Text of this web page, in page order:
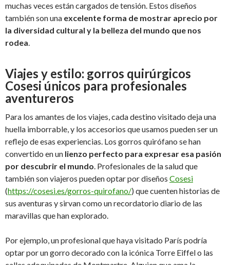
muchas veces están cargados de tensión. Estos diseños
también son una excelente forma de mostrar aprecio por
la diversidad cultural y la belleza del mundo que nos
rodea.
Viajes y estilo: gorros quirúrgicos
Cosesi únicos para profesionales
aventureros
Para los amantes de los viajes, cada destino visitado deja una
huella imborrable, y los accesorios que usamos pueden ser un
reflejo de esas experiencias. Los gorros quirófano se han
convertido en un lienzo perfecto para expresar esa pasión
por descubrir el mundo. Profesionales de la salud que
también son viajeros pueden optar por diseños Cosesi
(https://cosesi.es/gorros-quirofano/) que cuenten historias de
sus aventuras y sirvan como un recordatorio diario de las
maravillas que han explorado.
Por ejemplo, un profesional que haya visitado París podría
optar por un gorro decorado con la icónica Torre Eiffel o las